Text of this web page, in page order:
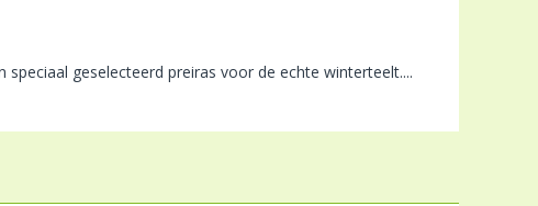
geselecteerd preiras voor de echte winterteelt....